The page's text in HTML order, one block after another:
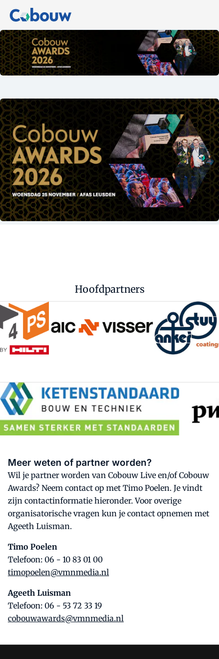
Hoofdpartners
Meer weten of partner worden?
Wil je partner worden van Cobouw Live en/of Cobouw
Awards? Neem contact op met Timo Poelen. Je vindt
zijn contactinformatie hieronder. Voor overige
organisatorische vragen kun je contact opnemen met
Ageeth Luisman.
Timo Poelen
Telefoon: 06 - 10 83 01 00
timopoelen@vmnmedia.nl
Ageeth Luisman
Telefoon: 06 - 53 72 33 19
cobouwawards@vmnmedia.nl